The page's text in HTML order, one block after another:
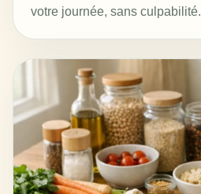
votre journée, sans culpabilité.